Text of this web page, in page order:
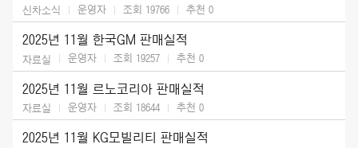
신차소식 운영자 조회 19766 추천 0
2025년 11월 한국GM 판매실적
자료실 운영자 조회 19257 추천 0
2025년 11월 르노코리아 판매실적
자료실 운영자 조회 18644 추천 0
2025년 11월 KG모빌리티 판매실적